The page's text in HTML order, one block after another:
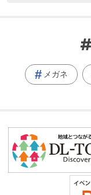
メガネ